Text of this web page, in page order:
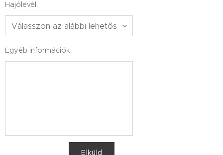
Hajólevél
Egyéb információk
Elküld